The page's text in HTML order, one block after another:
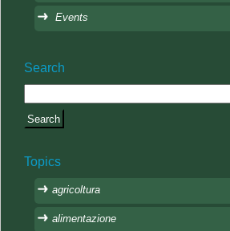
Events
Search
Topics
agricoltura
alimentazione